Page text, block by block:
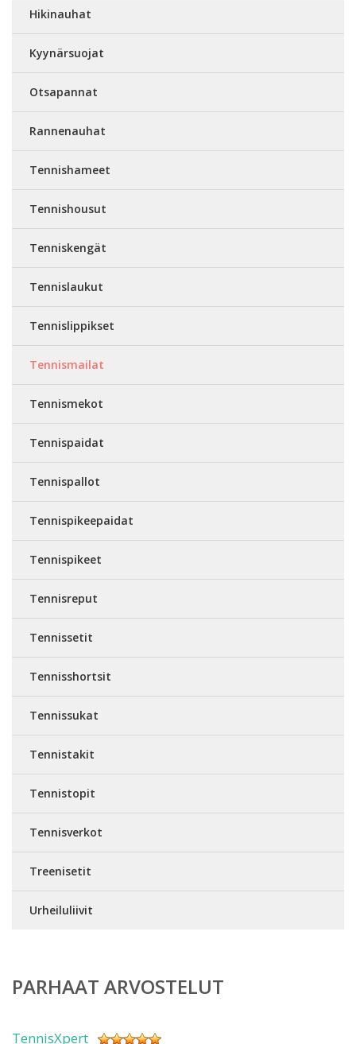
Hikinauhat
Kyynärsuojat
Otsapannat
Rannenauhat
Tennishameet
Tennishousut
Tenniskengät
Tennislaukut
Tennislippikset
Tennismailat
Tennismekot
Tennispaidat
Tennispallot
Tennispikeepaidat
Tennispikeet
Tennisreput
Tennissetit
Tennisshortsit
Tennissukat
Tennistakit
Tennistopit
Tennisverkot
Treenisetit
Urheiluliivit
PARHAAT ARVOSTELUT
TennisXpert